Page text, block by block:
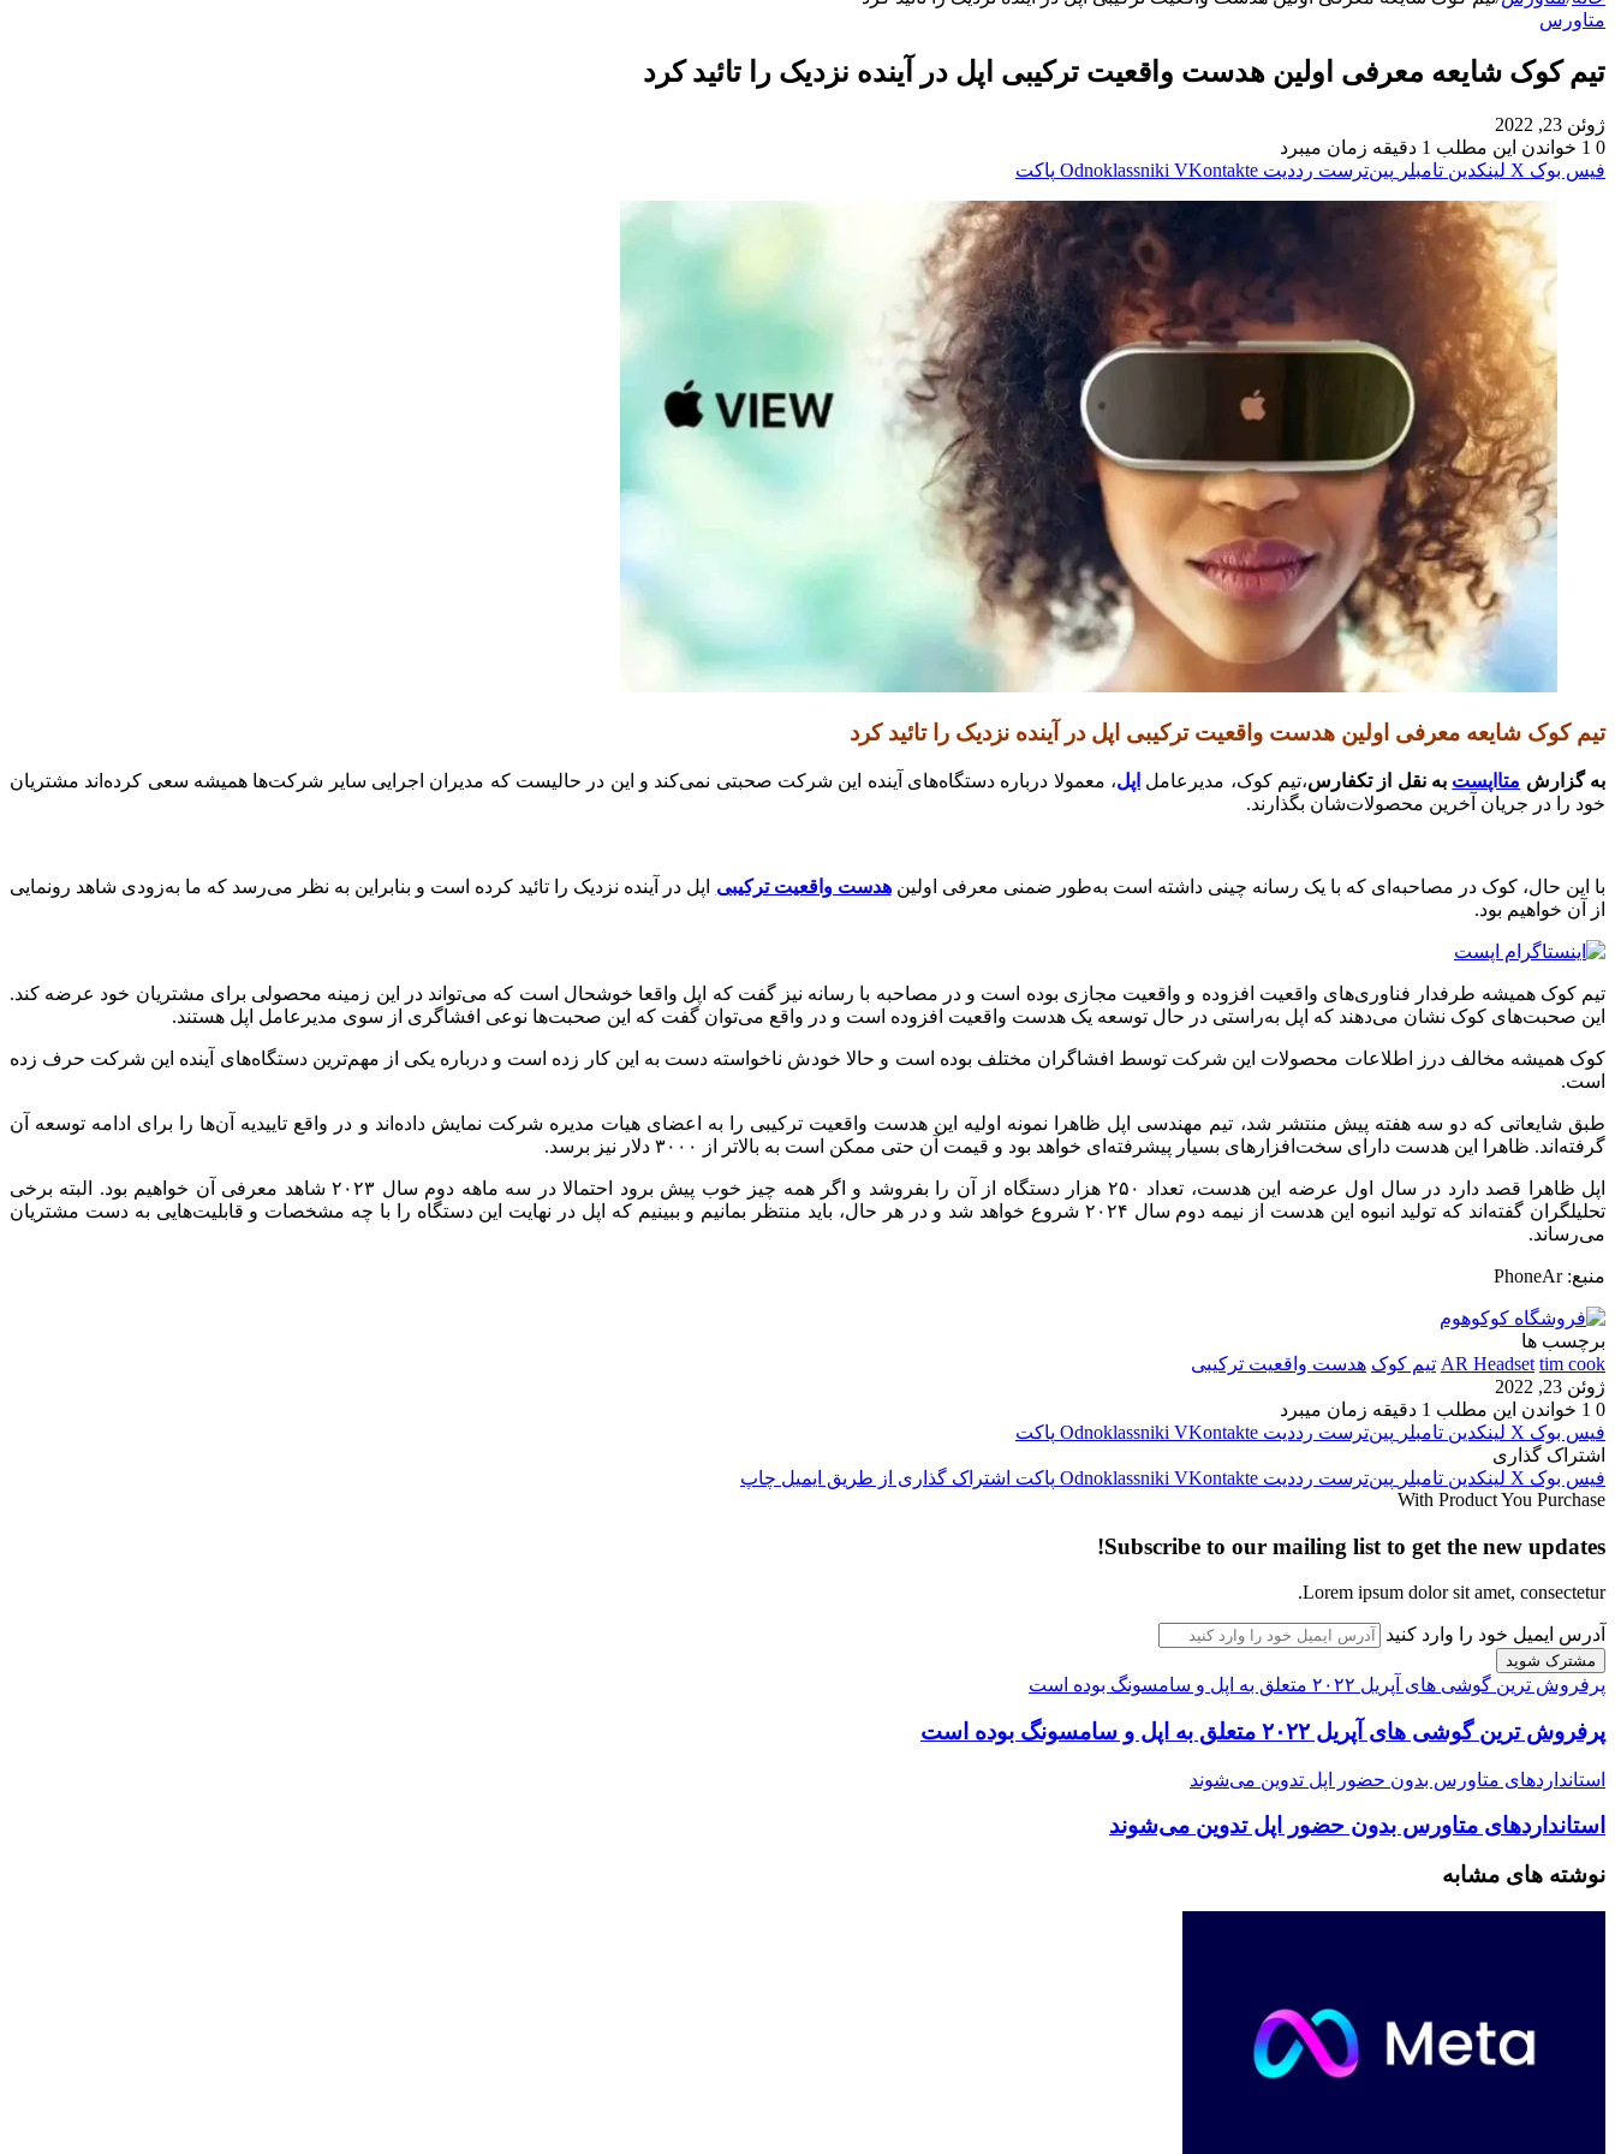
متاورس
تیم کوک شایعه معرفی اولین هدست واقعیت ترکیبی اپل در آینده نزدیک را تائید کرد
ژوئن 23, 2022
0
خواندن این مطلب 1 دقیقه زمان میبرد
فیس بوک X لینکدین ‫تامبلر ‫پین‌ترست ‫رددیت ‫VKontakte
‫Odnoklassniki پاکت
تیم کوک شایعه معرفی اولین هدست واقعیت ترکیبی اپل در آینده نزدیک را تائید کرد
به گزارش متااپست به نقل از تکفارس،تیم کوک، مدیرعامل اپل، معمولا درباره دستگاه‌های آینده این شرکت صحبتی نمی‌کند و این در حالیست که مدیران اجرایی سایر شرکت‌ها همیشه سعی کرده‌اند مشتریان‌
خود را در جریان آخرین محصولات‌شان بگذارند.
با این حال، کوک در مصاحبه‌ای که با یک رسانه چینی داشته است به‌طور ضمنی معرفی اولینهدست واقعیت ترکیبی اپل در آینده نزدیک را تائید کرده است و بنابراین به نظر می‌رسد که ما به‌زودی شاهد رونمایی
از آن خواهیم بود.
تیم کوک همیشه طرفدار فناوری‌های واقعیت افزوده و واقعیت مجازی بوده است و در مصاحبه با رسانه نیز گفت که اپل واقعا خوشحال است که می‌تواند در این زمینه محصولی برای مشتریان خود عرضه کند.
این صحبت‌های کوک نشان می‌دهند که اپل به‌راستی در حال توسعه یک هدست واقعیت افزوده است و در واقع می‌توان گفت که این صحبت‌ها نوعی افشاگری از سوی مدیرعامل اپل هستند.
کوک‌ همیشه مخالف درز اطلاعات محصولات این شرکت توسط افشاگران مختلف بوده است و حالا خودش ناخواسته دست به این کار زده است و درباره یکی از مهم‌ترین دستگاه‌های آینده این شرکت حرف زده
است.
طبق شایعاتی که دو سه هفته پیش منتشر شد، تیم مهندسی اپل ظاهرا نمونه اولیه این هدست واقعیت ترکیبی را به اعضای هیات مدیره شرکت نمایش داده‌اند و در واقع تاییدیه آن‌ها را برای ادامه توسعه آن
گرفته‌اند. ظاهرا این هدست دارای سخت‌افزارهای بسیار پیشرفته‌ای خواهد بود و قیمت آن حتی ممکن است به بالاتر از ۳۰۰۰ دلار نیز برسد.
اپل ظاهرا قصد دارد در سال اول عرضه این هدست، تعداد ۲۵۰ هزار دستگاه از آن را بفروشد و‌ اگر همه چیز خوب پیش برود احتمالا در سه ماهه دوم سال ۲۰۲۳ شاهد معرفی آن خواهیم بود. البته برخی
تحلیلگران گفته‌اند که تولید انبوه این هدست از نیمه دوم سال ۲۰۲۴ شروع خواهد شد و در هر حال، باید منتظر بمانیم و ببینیم که اپل در نهایت این دستگاه را با چه مشخصات و‌ قابلیت‌هایی به دست مشتریان
می‌رساند.
منبع: PhoneAr
برچسب ها
AR Headset tim cook تیم کوک هدست واقعیت ترکیبی
ژوئن 23, 2022
0
خواندن این مطلب 1 دقیقه زمان میبرد
فیس بوک X لینکدین ‫تامبلر ‫پین‌ترست ‫رددیت ‫VKontakte
‫Odnoklassniki پاکت
اشتراک گذاری
فیس بوک X لینکدین ‫تامبلر ‫پین‌ترست ‫رددیت ‫VKontakte
‫Odnoklassniki پاکت اشتراک گذاری از طریق ایمیل چاپ
With Product You Purchase
Subscribe to our mailing list to get the new updates!
Lorem ipsum dolor sit amet, consectetur.
آدرس ایمیل خود را وارد کنید
پرفروش ترین گوشی های آپریل ۲۰۲۲ متعلق به اپل و سامسونگ بوده است
پرفروش ترین گوشی های آپریل ۲۰۲۲ متعلق به اپل و سامسونگ بوده است
استانداردهای متاورس بدون حضور اپل تدوین می‌شوند
استانداردهای متاورس بدون حضور اپل تدوین می‌شوند
نوشته های مشابه